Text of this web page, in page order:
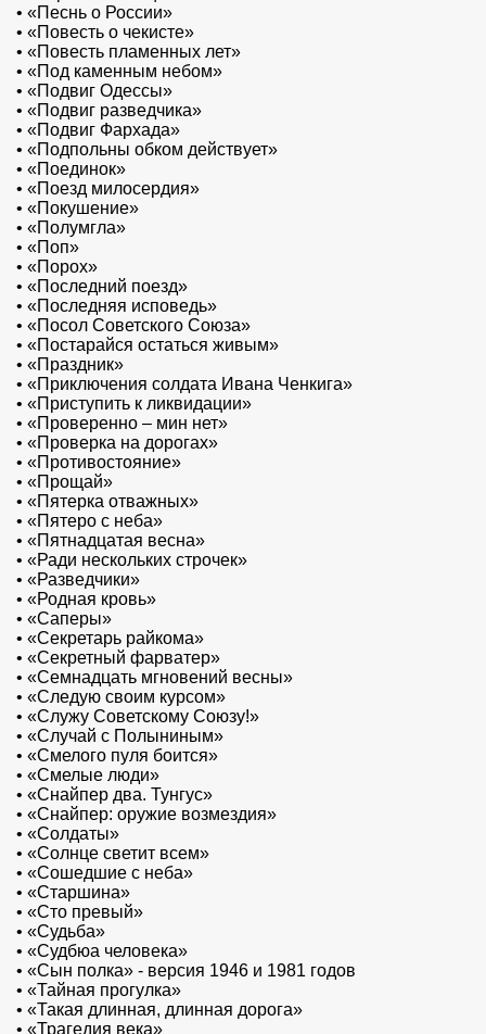
• «Песнь о России»
• «Повесть о чекисте»
• «Повесть пламенных лет»
• «Под каменным небом»
• «Подвиг Одессы»
• «Подвиг разведчика»
• «Подвиг Фархада»
• «Подпольны обком действует»
• «Поединок»
• «Поезд милосердия»
• «Покушение»
• «Полумгла»
• «Поп»
• «Порох»
• «Последний поезд»
• «Последняя исповедь»
• «Посол Советского Союза»
• «Постарайся остаться живым»
• «Праздник»
• «Приключения солдата Ивана Ченкига»
• «Приступить к ликвидации»
• «Проверенно – мин нет»
• «Проверка на дорогах»
• «Противостояние»
• «Прощай»
• «Пятерка отважных»
• «Пятеро с неба»
• «Пятнадцатая весна»
• «Ради нескольких строчек»
• «Разведчики»
• «Родная кровь»
• «Саперы»
• «Секретарь райкома»
• «Секретный фарватер»
• «Семнадцать мгновений весны»
• «Следую своим курсом»
• «Служу Советскому Союзу!»
• «Случай с Полыниным»
• «Смелого пуля боится»
• «Смелые люди»
• «Снайпер два. Тунгус»
• «Снайпер: оружие возмездия»
• «Солдаты»
• «Солнце светит всем»
• «Сошедшие с неба»
• «Старшина»
• «Сто превый»
• «Судьба»
• «Судбюа человека»
• «Сын полка» - версия 1946 и 1981 годов
• «Тайная прогулка»
• «Такая длинная, длинная дорога»
• «Трагедия века»